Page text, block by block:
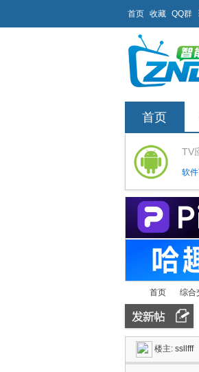
首页 收藏 QQ群
首页
TV
软
»
首页
›
综合
楼主: ssllfff